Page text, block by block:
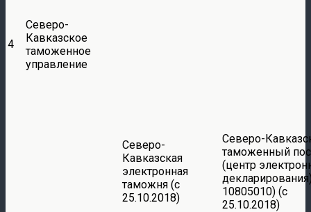
4
Северо-
Кавказское
таможенное
управление
Северо-
Кавказская
электронная
таможня (с
25.10.2018)
Северо-
таможенный
(центр
10805010) (с
25.10.2018)